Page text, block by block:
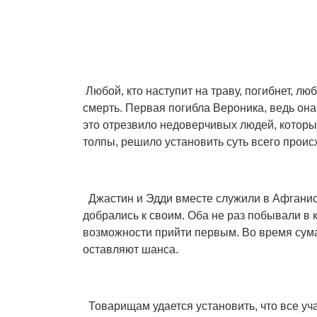
Любой, кто наступит на траву, погибнет,
смерть. Первая погибла Вероника, ведь
это отрезвило недоверчивых людей,
толпы, решило установить суть всего
Джастин и Эдди вместе служили в
добрались к своим. Оба не раз побывали в
возможности прийти первым. Во время
оставляют шанса.
Товарищам удается установить, что все